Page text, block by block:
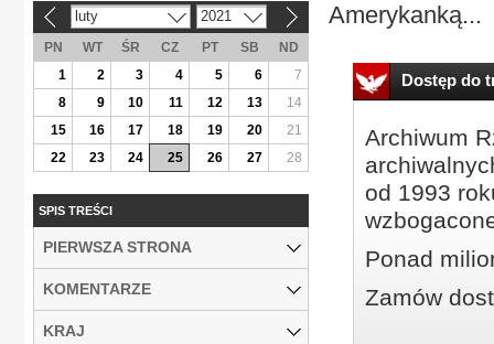
Amerykanką...
Dostęp do
Archiwum
od 1993
Ponad
Zamów
luty 2021
PN WT ŚR CZ PT SB
ND
1
2 3 4 5 6
7
8
9 10 11 12 13
14
15
16 17 18 19 20
21
22
23 24 25 26 27 28
SPIS TREŚCI
PIERWSZA STRONA
KOMENTARZE
KRAJ